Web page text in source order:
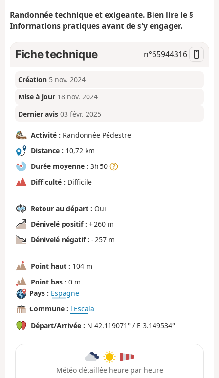
Randonnée technique et exigeante. Bien lire le §
Informations pratiques avant de s'y engager.
Fiche technique n°65944316
Création 5 nov. 2024
Mise à jour 18 nov. 2024
Dernier avis 03 févr. 2025
Activité : Randonnée Pédestre
Distance : 10,72 km
Durée moyenne : 3h 50
Difficulté : Difficile
Retour au départ : Oui
Dénivelé positif : + 260 m
Dénivelé négatif : - 257 m
Point haut : 104 m
Point bas : 0 m
Pays : Espagne
Commune : l'Escala
Départ/Arrivée : N 42.119071° / E 3.149534°
Météo détaillée heure par heure